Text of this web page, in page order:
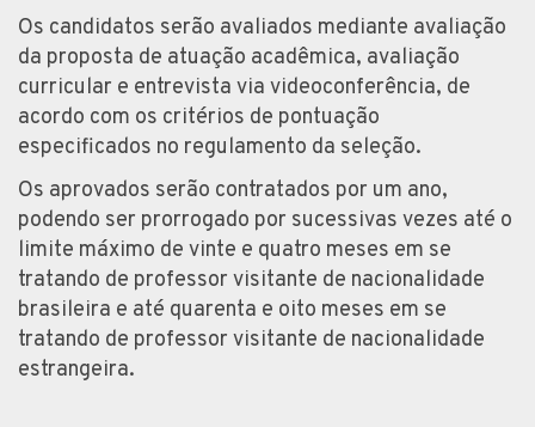
Os candidatos serão avaliados mediante avaliação
da proposta de atuação acadêmica, avaliação
curricular e entrevista via videoconferência, de
acordo com os critérios de pontuação
especificados no regulamento da seleção.
Os aprovados serão contratados por um ano,
podendo ser prorrogado por sucessivas vezes até o
limite máximo de vinte e quatro meses em se
tratando de professor visitante de nacionalidade
brasileira e até quarenta e oito meses em se
tratando de professor visitante de nacionalidade
estrangeira.